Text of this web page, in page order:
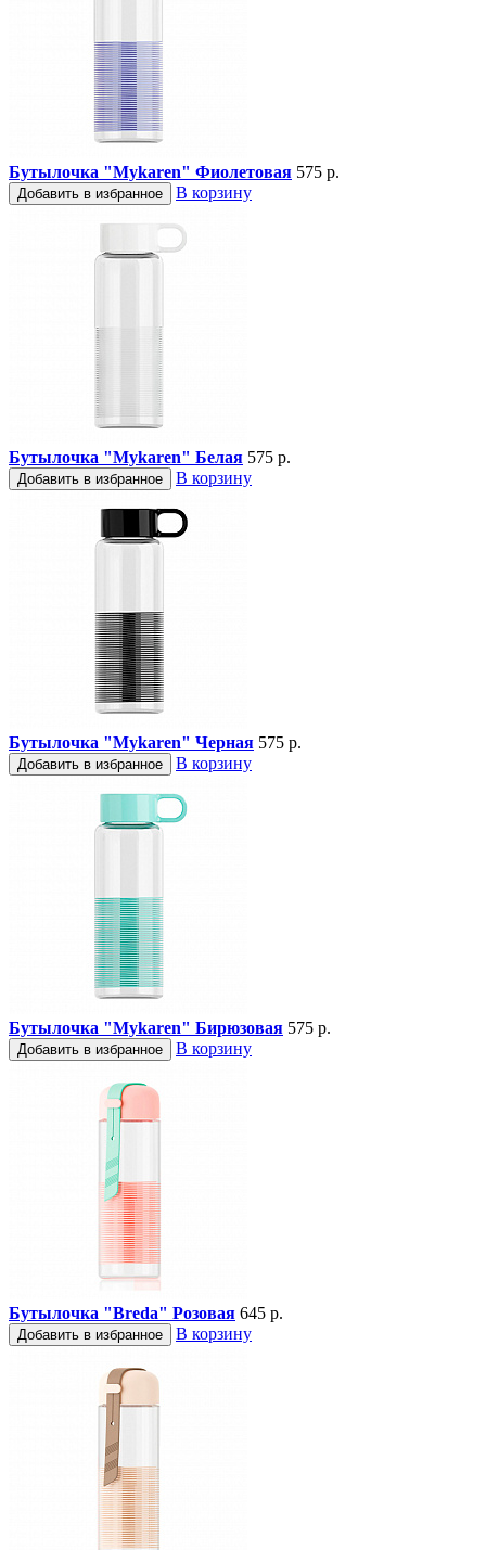
Бутылочка "Mykaren" Фиолетовая 575 р.
Добавить в избранное В корзину
Бутылочка "Mykaren" Белая 575 р.
Добавить в избранное В корзину
Бутылочка "Mykaren" Черная 575 р.
Добавить в избранное В корзину
Бутылочка "Mykaren" Бирюзовая 575 р.
Добавить в избранное В корзину
Бутылочка "Breda" Розовая 645 р.
Добавить в избранное В корзину